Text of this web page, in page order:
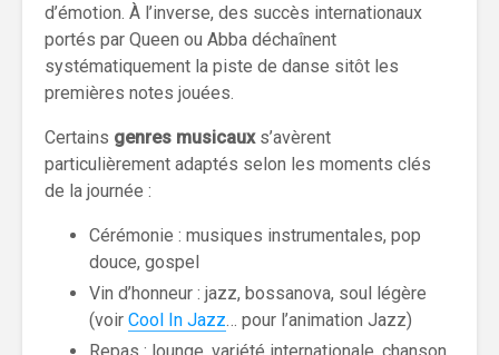
d’émotion. À l’inverse, des succès internationaux
portés par Queen ou Abba déchaînent
systématiquement la piste de danse sitôt les
premières notes jouées.
Certains genres musicauxs’avèrent
particulièrement adaptés selon les moments clés
de la journée :
Cérémonie : musiques instrumentales, pop
douce, gospel
Vin d’honneur : jazz, bossanova, soul légère
(voir Cool In Jazz … pour l’animation Jazz)